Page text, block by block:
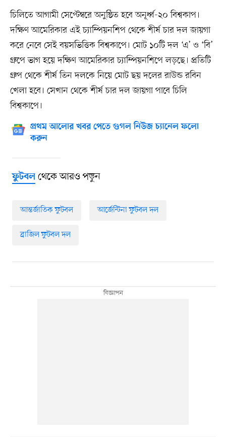
চিলিতে আগামী সেপ্টেম্বরে অনুষ্ঠিত হবে অনূর্ধ্ব-২০ বিশ্বকাপ।
দক্ষিণ আমেরিকার এই চ্যাম্পিয়নশিপ থেকে শীর্ষ চার দল জায়গা
করে নেবে সেই বয়সভিত্তিক বিশ্বকাপে। মোট ১০টি দল ‘এ’ ও ‘বি’
গ্রুপে ভাগ হয়ে দক্ষিণ আমেরিকার চ্যাম্পিয়নশিপে লড়ছে। প্রতিটি
গ্রুপ থেকে শীর্ষ তিন দলকে নিয়ে মোট ছয় দলের রাউন্ড রবিন
খেলা হবে। সেখান থেকে শীর্ষ চার দল জায়গা পাবে চিলি
বিশ্বকাপে।
প্রথম আলোর খবর পেতে গুগল নিউজ চ্যানেল ফলো
করুন
ফুটবলথেকে আরও পড়ুন
আন্তর্জাতিক ফুটবল আর্জেন্টিনা ফুটবল দল
ব্রাজিল ফুটবল দল